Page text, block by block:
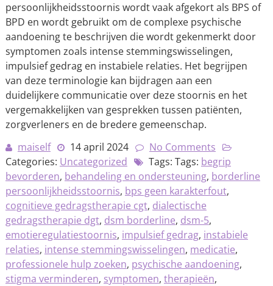
persoonlijkheidsstoornis wordt vaak afgekort als BPS of
BPD en wordt gebruikt om de complexe psychische
aandoening te beschrijven die wordt gekenmerkt door
symptomen zoals intense stemmingswisselingen,
impulsief gedrag en instabiele relaties. Het begrijpen
van deze terminologie kan bijdragen aan een
duidelijkere communicatie over deze stoornis en het
vergemakkelijken van gesprekken tussen patiënten,
zorgverleners en de bredere gemeenschap.
maiself
14 april 2024
No Comments
Categories: Uncategorized Tags: Tags: begrip
bevorderen, behandeling en ondersteuning, borderline
persoonlijkheidsstoornis, bps geen karakterfout,
cognitieve gedragstherapie cgt, dialectische
gedragstherapie dgt, dsm borderline, dsm-5,
emotieregulatiestoornis, impulsief gedrag, instabiele
relaties, intense stemmingswisselingen, medicatie,
professionele hulp zoeken, psychische aandoening,
stigma verminderen, symptomen, therapieën,